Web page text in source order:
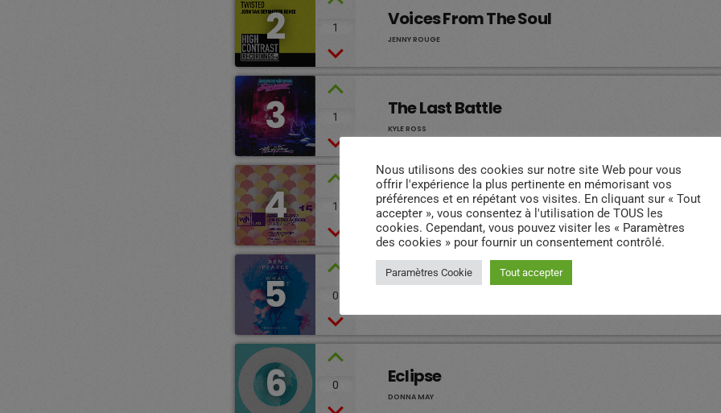
2 1 Voices From The Soul
JENNY ROUGE
3 1 The Last Battle
KYLE ROSS
4 1 Sinphony
MARK LOW
5 0 My Mind
6 0 Eclipse
DONNA MAY
Nous utilisons des cookies sur notre site Web pour vous
offrir l'expérience la plus pertinente en mémorisant vos
préférences et en répétant vos visites. En cliquant sur « Tout
accepter », vous consentez à l'utilisation de TOUS les
cookies. Cependant, vous pouvez visiter les « Paramètres
des cookies » pour fournir un consentement contrôlé.
Paramètres Cookie Tout accepter